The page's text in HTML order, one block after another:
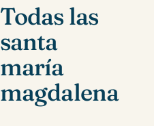
Todas las
santa
maría
magdalena